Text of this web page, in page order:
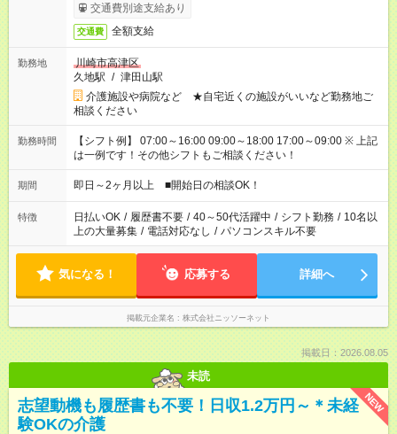
交通費別途支給あり
交通費 全額支給
勤務地
川崎市高津区
久地駅 / 津田山駅
介護施設や病院など ★自宅近くの施設がいいなど勤務地ご
相談ください
勤務時間
【シフト例】 07:00～16:00 09:00～18:00 17:00～09:00 ※ 上記
は一例です！その他シフトもご相談ください！
期間 即日～2ヶ月以上 ■開始日の相談OK！
特徴 日払いOK / 履歴書不要 / 40～50代活躍中 / シフト勤務 / 10名以
上の大量募集 / 電話対応なし / パソコンスキル不要
気になる！ 応募する 詳細へ
掲載元企業名 株式会社ニッソーネット
掲載日：2026.08.05
未読
NEW
志望動機も履歴書も不要！日収1.2万円～＊未経
験OKの介護